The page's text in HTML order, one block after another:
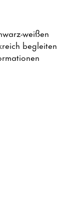
weißen
begleiten